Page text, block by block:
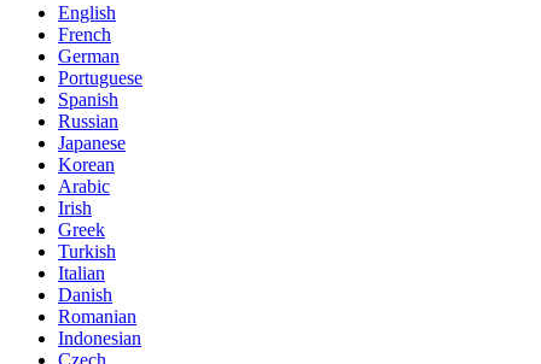
English
French
German
Portuguese
Spanish
Russian
Japanese
Korean
Arabic
Irish
Greek
Turkish
Italian
Danish
Romanian
Indonesian
Czech